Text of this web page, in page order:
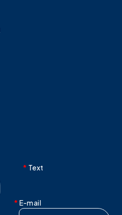
E-mail
Text